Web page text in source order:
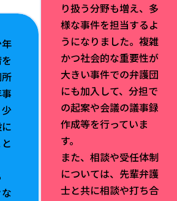
り扱う分野も増え、多
様な事件を担当するよ
うになりました。複雑
かつ社会的な重要性が
大きい事件での弁護団
にも加入して、分担で
の起案や会議の議事録
作成等を行っていま
す。
また、相談や受任体制
については、先輩弁護
士と共に相談や打ち合